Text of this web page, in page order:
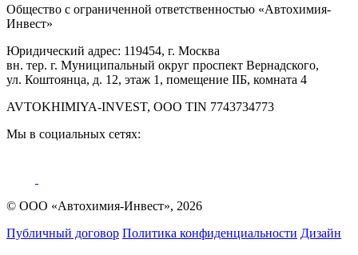
Общество с ограниченной ответственностью «Автохимия-
Инвест»
Юридический адрес: 119454, г. Москва
вн. тер. г. Муниципальный округ проспект Вернадского,
ул. Коштоянца, д. 12, этаж 1, помещение IIБ, комната 4
AVTOKHIMIYA-INVEST, OOO TIN 7743734773
Мы в социальных сетях:
© ООО «Автохимия-Инвест», 2026
Публичный договор Политика конфиденциальности Дизайн